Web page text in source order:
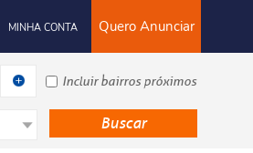
Quero Anunciar
MINHA CONTA
Incluir bairros próximos